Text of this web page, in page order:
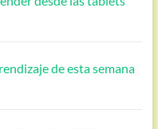
de esta semana